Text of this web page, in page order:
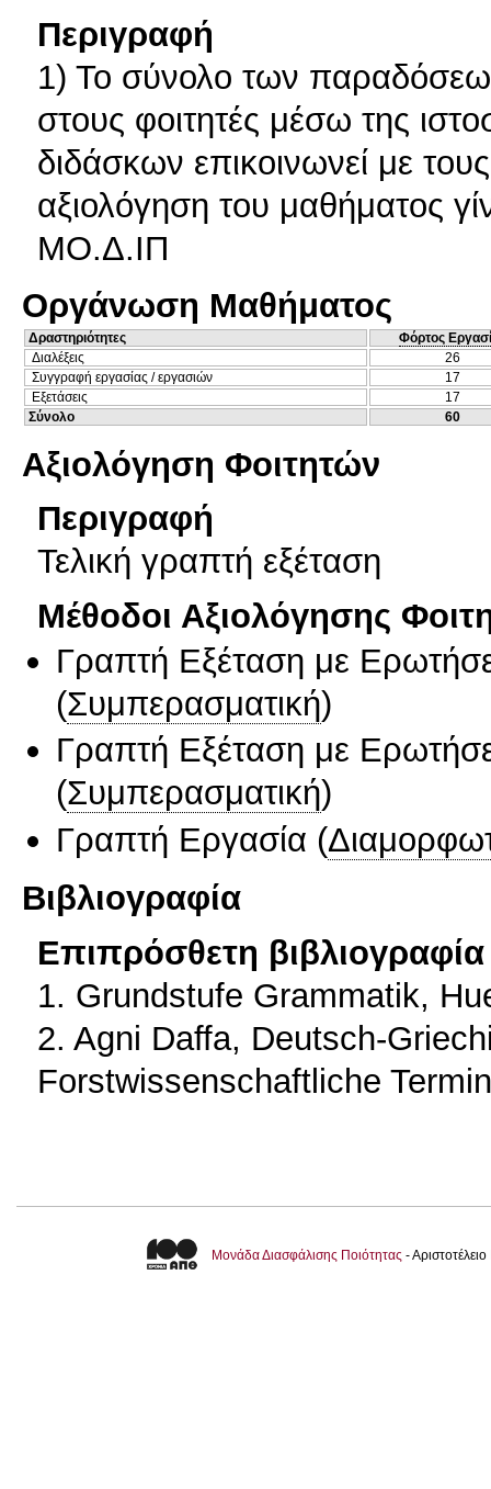
Περιγραφή
1) Το σύνολο των
στους φοιτητές μέσω της
διδάσκων επικοινωνεί με
αξιολόγηση του μαθήματος
ΜΟ.Δ.ΙΠ
Οργάνωση Μαθήματος
Δραστηριότητες
Φόρτος
Διαλέξεις
26
Συγγραφή εργασίας / εργασιών
17
Εξετάσεις
17
Σύνολο
60
Αξιολόγηση Φοιτητών
Περιγραφή
Τελική γραπτή εξέταση
Μέθοδοι Αξιολόγησης
Γραπτή Εξέταση με
(Συμπερασματική)
Γραπτή Εξέταση με
(Συμπερασματική)
Γραπτή Εργασία (
Βιβλιογραφία
Επιπρόσθετη βιβλιογραφία
1. Grundstufe Grammatik,
2. Agni Daffa, Deutsch-
Forstwissenschaftliche
Μονάδα Διασφάλισης Ποιότητας -